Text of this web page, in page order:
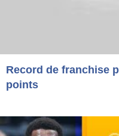
Record de franchise
points